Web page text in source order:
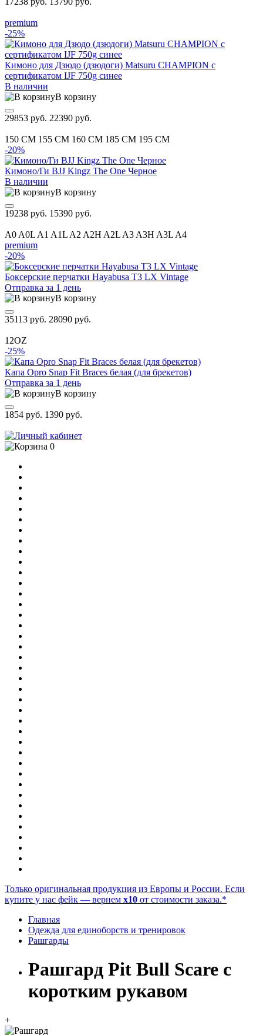
premium
-25%
Кимоно для Дзюдо (дзюдоги) Matsuru CHAMPION с
сертификатом IJF 750g синее
В наличии
В корзину
29853 руб. 22390 руб.
150 CM 155 CM 160 CM 185 CM 195 CM
-20%
Кимоно/Ги BJJ Kingz The One Черное
В наличии
В корзину
19238 руб. 15390 руб.
A0 A0L A1 A1L A2 A2H A2L A3 A3H A3L A4
premium
-20%
Боксерские перчатки Hayabusa T3 LX Vintage
Отправка за 1 день
В корзину
35113 руб. 28090 руб.
12OZ
-25%
Капа Opro Snap Fit Braces белая (для брекетов)
Отправка за 1 день
В корзину
1854 руб. 1390 руб.
0
Только оригинальная продукция из Европы и России. Если
купите у нас фейк — вернем x10 от стоимости заказа.*
Главная
Одежда для единоборств и тренировок
Рашгарды
Рашгард Pit Bull Scare с
коротким рукавом
+